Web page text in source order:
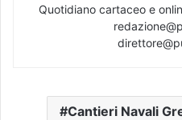
Quotidiano cartaceo e
Cantieri Navali